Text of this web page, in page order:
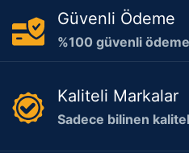
Güvenli Ödeme
%100 güvenli ödeme
Kaliteli Markalar
Sadece bilinen